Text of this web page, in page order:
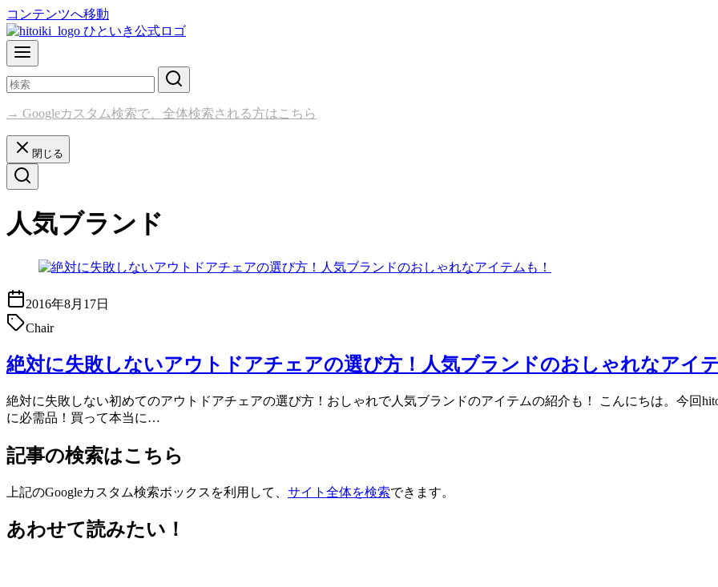
コンテンツへ移動
→ Googleカスタム検索で、全体検索される方はこちら
閉じる
人気ブランド
2016年8月17日
Chair
絶対に失敗しないアウトドアチェアの選び方！人気ブランドのおしゃれなアイ
絶対に失敗しない初めてのアウトドアチェアの選び方！おしゃれで人気ブランドのアイテムの紹介も！ こんにちは。今回
に必需品！買って本当に…
記事の検索はこちら
上記のGoogleカスタム検索ボックスを利用して、 サイト全体を検索できます。
あわせて読みたい！